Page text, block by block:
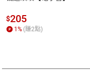
$205
1% (賺2點)